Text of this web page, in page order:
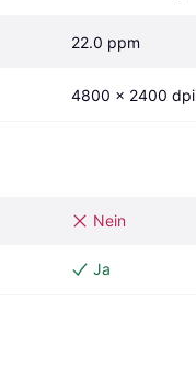
22.0 ppm
4800 x 2400 dpi
Nein
Ja